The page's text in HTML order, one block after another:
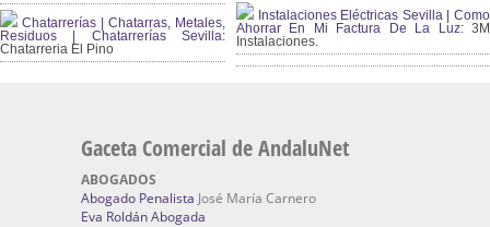
Chatarrerías | Chatarras, Metales,
Residuos | Chatarrerías Sevilla:
Chatarreria El Pino
Instalaciones Eléctricas Sevilla | Como
Ahorrar En Mi Factura De La Luz:3M
Instalaciones.
Gaceta Comercial de AndaluNet
ABOGADOS
Abogado Penalista José María Carnero
Eva Roldán Abogada